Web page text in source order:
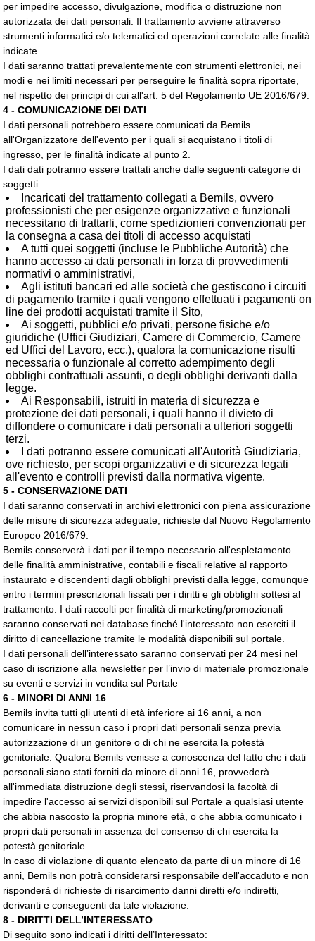
per impedire accesso, divulgazione, modifica o distruzione non
autorizzata dei dati personali. Il trattamento avviene attraverso
strumenti informatici e/o telematici ed operazioni correlate alle finalità
indicate.
I dati saranno trattati prevalentemente con strumenti elettronici, nei
modi e nei limiti necessari per perseguire le finalità sopra riportate,
nel rispetto dei principi di cui all'art. 5 del Regolamento UE 2016/679.
4 - COMUNICAZIONE DEI DATI
I dati personali potrebbero essere comunicati da Bemils
all'Organizzatore dell'evento per i quali si acquistano i titoli di
ingresso, per le finalità indicate al punto 2.
I dati dati potranno essere trattati anche dalle seguenti categorie di
soggetti:
Incaricati del trattamento collegati a Bemils, ovvero
professionisti che per esigenze organizzative e funzionali
necessitano di trattarli, come spedizionieri convenzionati per
la consegna a casa dei titoli di accesso acquistati
A tutti quei soggetti (incluse le Pubbliche Autorità) che
hanno accesso ai dati personali in forza di provvedimenti
normativi o amministrativi,
Agli istituti bancari ed alle società che gestiscono i circuiti
di pagamento tramite i quali vengono effettuati i pagamenti on
line dei prodotti acquistati tramite il Sito,
Ai soggetti, pubblici e/o privati, persone fisiche e/o
giuridiche (Uffici Giudiziari, Camere di Commercio, Camere
ed Uffici del Lavoro, ecc.), qualora la comunicazione risulti
necessaria o funzionale al corretto adempimento degli
obblighi contrattuali assunti, o degli obblighi derivanti dalla
legge.
Ai Responsabili, istruiti in materia di sicurezza e
protezione dei dati personali, i quali hanno il divieto di
diffondere o comunicare i dati personali a ulteriori soggetti
terzi.
I dati potranno essere comunicati all'Autorità Giudiziaria,
ove richiesto, per scopi organizzativi e di sicurezza legati
all'evento e controlli previsti dalla normativa vigente.
5 - CONSERVAZIONE DATI
I dati saranno conservati in archivi elettronici con piena assicurazione
delle misure di sicurezza adeguate, richieste dal Nuovo Regolamento
Europeo 2016/679.
Bemils conserverà i dati per il tempo necessario all'espletamento
delle finalità amministrative, contabili e fiscali relative al rapporto
instaurato e discendenti dagli obblighi previsti dalla legge, comunque
entro i termini prescrizionali fissati per i diritti e gli obblighi sottesi al
trattamento. I dati raccolti per finalità di marketing/promozionali
saranno conservati nei database finché l'interessato non eserciti il
diritto di cancellazione tramite le modalità disponibili sul portale.
I dati personali dell’interessato saranno conservati per 24 mesi nel
caso di iscrizione alla newsletter per l’invio di materiale promozionale
su eventi e servizi in vendita sul Portale
6 - MINORI DI ANNI 16
Bemils invita tutti gli utenti di età inferiore ai 16 anni, a non
comunicare in nessun caso i propri dati personali senza previa
autorizzazione di un genitore o di chi ne esercita la potestà
genitoriale. Qualora Bemils venisse a conoscenza del fatto che i dati
personali siano stati forniti da minore di anni 16, provvederà
all'immediata distruzione degli stessi, riservandosi la facoltà di
impedire l'accesso ai servizi disponibili sul Portale a qualsiasi utente
che abbia nascosto la propria minore età, o che abbia comunicato i
propri dati personali in assenza del consenso di chi esercita la
potestà genitoriale.
In caso di violazione di quanto elencato da parte di un minore di 16
anni, Bemils non potrà considerarsi responsabile dell'accaduto e non
risponderà di richieste di risarcimento danni diretti e/o indiretti,
derivanti e conseguenti da tale violazione.
8 - DIRITTI DELL’INTERESSATO
Di seguito sono indicati i diritti dell’Interessato: